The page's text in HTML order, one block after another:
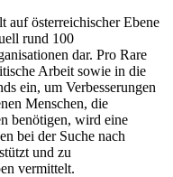
auf österreichischer Ebene
rund 100
dar. Pro Rare
Arbeit sowie in die
ein, um Verbesserungen
Menschen, die
benötigen, wird eine
bei der Suche nach
und zu
vermittelt.